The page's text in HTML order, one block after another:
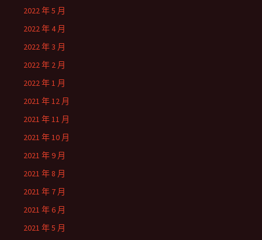
2022 年 5 月
2022 年 4 月
2022 年 3 月
2022 年 2 月
2022 年 1 月
2021 年 12 月
2021 年 11 月
2021 年 10 月
2021 年 9 月
2021 年 8 月
2021 年 7 月
2021 年 6 月
2021 年 5 月